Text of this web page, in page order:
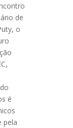
de
o
é
pela